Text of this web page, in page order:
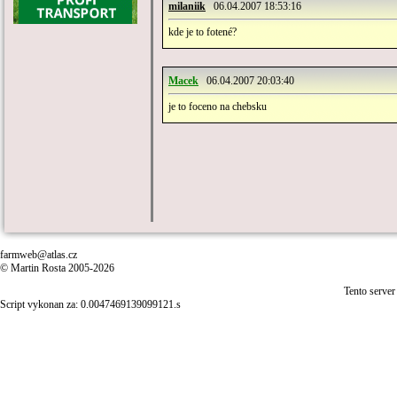
milaniik 06.04.2007 18:53:16
kde je to fotené?
Macek 06.04.2007 20:03:40
je to foceno na chebsku
farmweb@atlas.cz
© Martin Rosta 2005-2026
Tento
Script vykonan za: 0.0047469139099121.s